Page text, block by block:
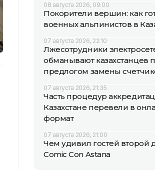
08 августа 2026, 09:00
Покорители вершин: как
военных альпинистов в
07 августа 2026, 22:10
Лжесотрудники
обманывают казахстанцев
предлогом замены
07 августа 2026, 21:35
Часть процедур
Казахстане перевели в
формат
07 августа 2026, 21:00
Чем удивил гостей второй
Comic Con Astana